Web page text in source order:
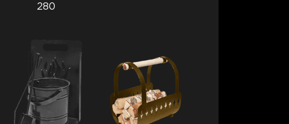
280